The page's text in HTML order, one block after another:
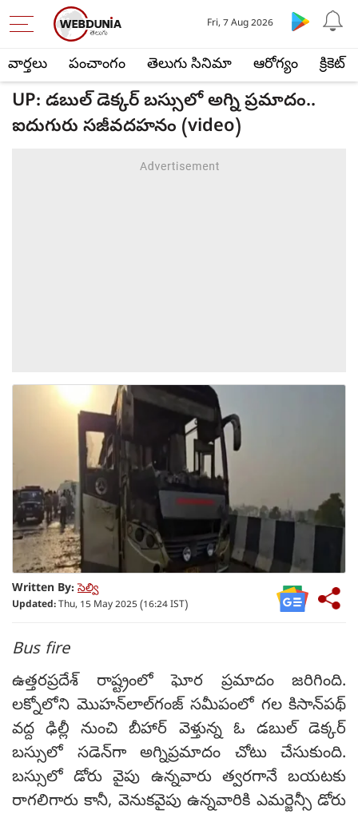
వార్తలు పంచాంగం తెలుగు సినిమా ఆరోగ్యం క్రికెట్
Fri, 7 Aug 2026
UP: డబుల్ డెక్కర్‌ బస్సులో అగ్ని ప్రమాదం..
ఐదుగురు సజీవదహనం (video)
Written By: సెల్వి
Updated:Thu, 15 May 2025 (16:24 IST)
Bus fire
ఉత్తరప్రదేశ్‌ రాష్ట్రంలో ఘోర ప్రమాదం జరిగింది.
లక్నోలోని మొహన్‌లాల్‌గంజ్ సమీపంలో గల కిసాన్‌పథ్
వద్ద ఢిల్లీ నుంచి బీహార్ వెళ్తున్న ఓ డబుల్ డెక్కర్‌
బస్సులో సడెన్‌గా అగ్నిప్రమాదం చోటు చేసుకుంది.
బస్సులో డోరు వైపు ఉన్నవారు త్వరగానే బయటకు
రాగలిగారు కానీ, వెనుకవైపు ఉన్నవారికి ఎమర్జెన్సీ డోరు